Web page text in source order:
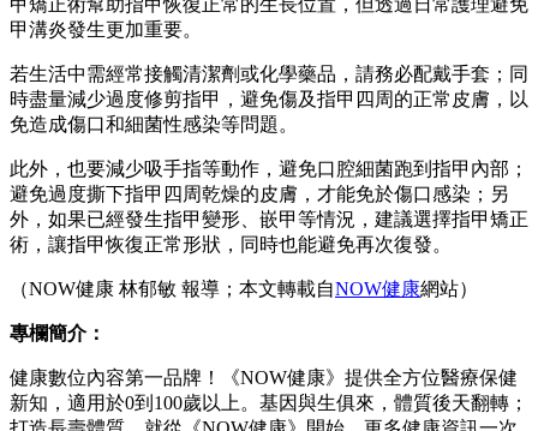
甲溝炎發生更加重要。
若生活中需經常接觸清潔劑或化學藥品，請務必配戴手套；同
時盡量減少過度修剪指甲，避免傷及指甲四周的正常皮膚，以
免造成傷口和細菌性感染等問題。
此外，也要減少吸手指等動作，避免口腔細菌跑到指甲內部；
避免過度撕下指甲四周乾燥的皮膚，才能免於傷口感染；另
外，如果已經發生指甲變形、嵌甲等情況，建議選擇指甲矯正
術，讓指甲恢復正常形狀，同時也能避免再次復發。
（NOW健康 林郁敏 報導；本文轉載自NOW健康網站）
專欄簡介：
健康數位內容第一品牌！《NOW健康》提供全方位醫療保健
新知，適用於0到100歲以上。基因與生俱來，體質後天翻轉；